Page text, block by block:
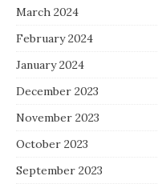
March 2024
February 2024
January 2024
December 2023
November 2023
October 2023
September 2023